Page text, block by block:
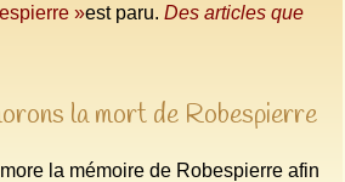
»est paru.Des articles que
la mort de Robespierre
la mémoire de Robespierre afin